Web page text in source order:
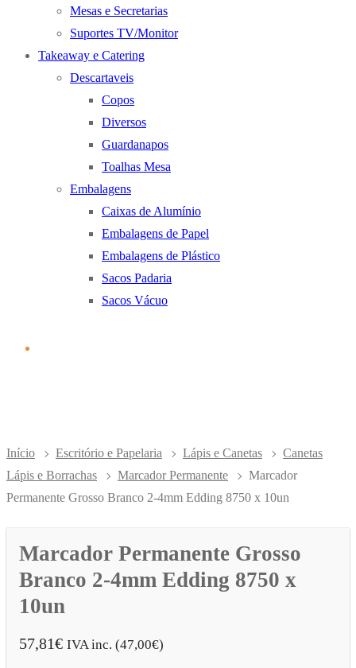
Mesas e Secretarias
Suportes TV/Monitor
Takeaway e Catering
Descartaveis
Copos
Diversos
Guardanapos
Toalhas Mesa
Embalagens
Caixas de Alumínio
Embalagens de Papel
Embalagens de Plástico
Sacos Padaria
Sacos Vácuo
Início Escritório e Papelaria Lápis e Canetas
Canetas
Lápis e Borrachas
Marcador Permanente
Marcador
Permanente Grosso Branco 2-4mm Edding 8750 x 10un
Marcador Permanente Grosso
Branco 2-4mm Edding 8750 x
10un
57,81€ IVA inc. (47,00€)